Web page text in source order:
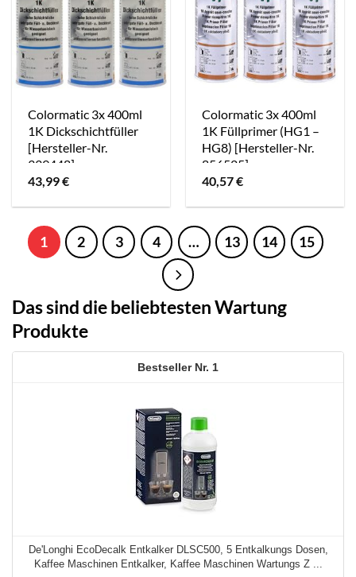
Colormatic 3x 400ml
1K Dickschichtfüller
[Hersteller-Nr.
339448]
43,99€
Colormatic 3x 400ml
1K Füllprimer (HG1 –
HG8) [Hersteller-Nr.
856525]
40,57€
1 2 3 4 … 13 14 15
Das sind die beliebtesten Wartung
Produkte
1
De'Longhi EcoDecalk Entkalker DLSC500, 5 Entkalkungs Dosen,
Kaffee Maschinen Entkalker, Kaffee Maschinen Wartungs Z ...